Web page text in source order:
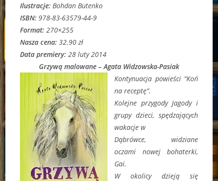
Ilustracje: Bohdan Butenko
ISBN: 978-83-63579-44-9
Format: 270×255
Nasza cena: 32.90 zł
Data premiery: 28 luty 2014
Grzywą malowane – Agata Widzowska-Pasiak
Kontynuacja powieści “Koń
na receptę”.
Kolejne przygody Jagody i
grupy dzieci, spędzających
wakacje w
Dąbrówce, widziane
oczami nowej bohaterki,
Gai.
W okolicy dzieją się